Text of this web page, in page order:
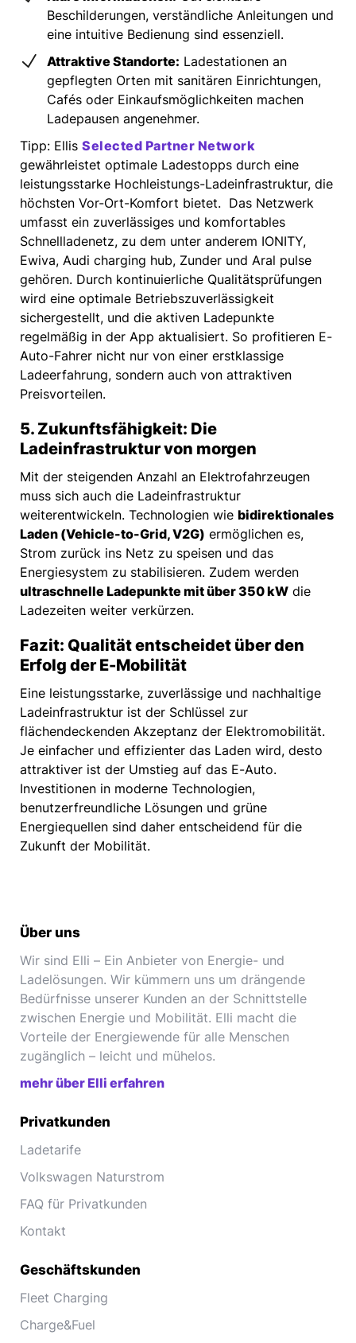
Beschilderungen, verständliche Anleitungen und
eine intuitive Bedienung sind essenziell.
Attraktive Standorte: Ladestationen an
gepflegten Orten mit sanitären Einrichtungen,
Cafés oder Einkaufsmöglichkeiten machen
Ladepausen angenehmer.
Tipp: Ellis Selected Partner Network
gewährleistet optimale Ladestopps durch eine
leistungsstarke Hochleistungs-Ladeinfrastruktur, die
höchsten Vor-Ort-Komfort bietet. Das Netzwerk
umfasst ein zuverlässiges und komfortables
Schnellladenetz, zu dem unter anderem IONITY,
Ewiva, Audi charging hub, Zunder und Aral pulse
gehören. Durch kontinuierliche Qualitätsprüfungen
wird eine optimale Betriebszuverlässigkeit
sichergestellt, und die aktiven Ladepunkte
regelmäßig in der App aktualisiert. So profitieren E-
Auto-Fahrer nicht nur von einer erstklassige
Ladeerfahrung, sondern auch von attraktiven
Preisvorteilen.
5. Zukunftsfähigkeit: Die
Ladeinfrastruktur von morgen
Mit der steigenden Anzahl an Elektrofahrzeugen
muss sich auch die Ladeinfrastruktur
weiterentwickeln. Technologien wie bidirektionales
Laden (Vehicle-to-Grid, V2G) ermöglichen es,
Strom zurück ins Netz zu speisen und das
Energiesystem zu stabilisieren. Zudem werden
ultraschnelle Ladepunkte mit über 350 kW die
Ladezeiten weiter verkürzen.
Fazit: Qualität entscheidet über den
Erfolg der E-Mobilität
Eine leistungsstarke, zuverlässige und nachhaltige
Ladeinfrastruktur ist der Schlüssel zur
flächendeckenden Akzeptanz der Elektromobilität.
Je einfacher und effizienter das Laden wird, desto
attraktiver ist der Umstieg auf das E-Auto.
Investitionen in moderne Technologien,
benutzerfreundliche Lösungen und grüne
Energiequellen sind daher entscheidend für die
Zukunft der Mobilität.
Über uns
Wir sind Elli – Ein Anbieter von Energie- und
Ladelösungen. Wir kümmern uns um drängende
Bedürfnisse unserer Kunden an der Schnittstelle
zwischen Energie und Mobilität. Elli macht die
Vorteile der Energiewende für alle Menschen
zugänglich – leicht und mühelos.
mehr über Elli erfahren
Privatkunden
Ladetarife
Volkswagen Naturstrom
FAQ für Privatkunden
Kontakt
Geschäftskunden
Fleet Charging
Charge&Fuel